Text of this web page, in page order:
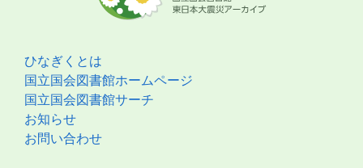
ひなぎくとは
国立国会図書館ホームページ
国立国会図書館サーチ
お知らせ
お問い合わせ